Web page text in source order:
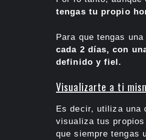
tengas tu propio
Para que tengas
cada 2 días, con
definido y fiel.
Visualizarte a ti
Es decir, utiliza una
visualiza tus
que siempre tengas